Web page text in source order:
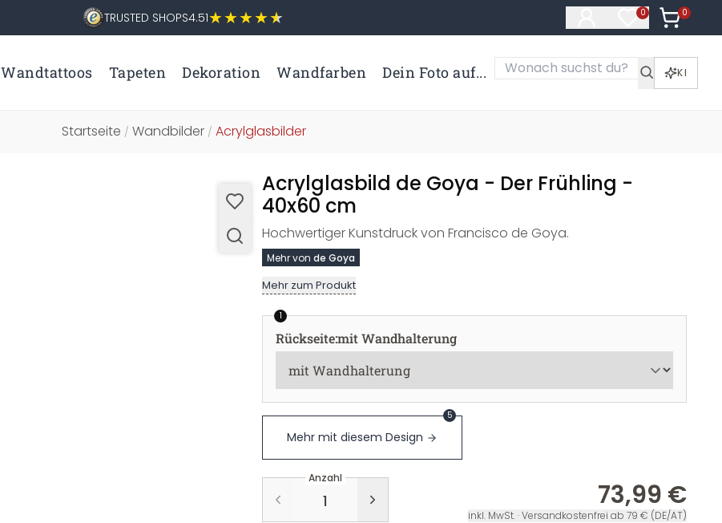
TRUSTED SHOPS4.51 0
Artikel im
0
Artikel
Wandtattoos Tapeten Dekoration Wandfarben Dein Foto auf... KI
Startseite / Wandbilder/ Acrylglasbilder
Acrylglasbild de Goya - Der Frühling -
40x60 cm
Hochwertiger Kunstdruck von Francisco de Goya.
Mehr von de Goya
Mehr zum Produkt
1
Rückseite:mit Wandhalterung
Mehr mit diesem Design
5
Anzahl
73,99 €
inkl. MwSt. · Versandkostenfrei ab 79 € (DE/AT)